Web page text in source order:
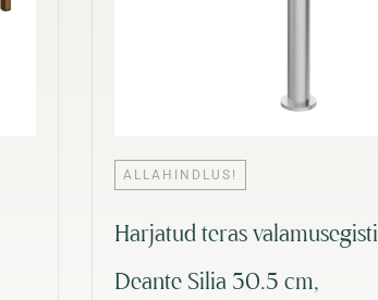
ALLAHINDLUS!
Harjatud teras valamusegisti
Deante Silia 30.5 cm,